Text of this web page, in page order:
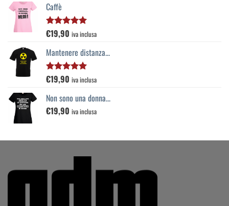
Caffè
Valutato
5.00
€19,90 iva inclusa
Mantenere distanza...
Valutato
5.00
€19,90 iva inclusa
Non sono una donna...
€19,90 iva inclusa